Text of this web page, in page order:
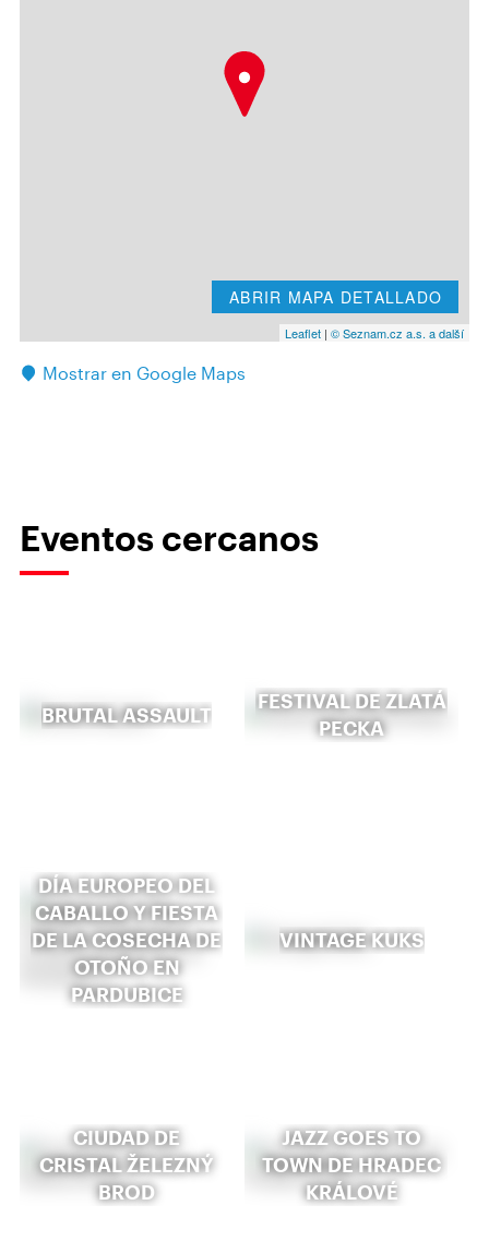
ABRIR MAPA DETALLADO
Leaflet | © Seznam.cz a.s. a další
Mostrar en Google Maps
Eventos cercanos
BRUTAL ASSAULT
FESTIVAL DE ZLATÁ
PECKA
DÍA EUROPEO DEL
CABALLO Y FIESTA
DE LA COSECHA DE
OTOÑO EN
PARDUBICE
VINTAGE KUKS
CIUDAD DE
CRISTAL ŽELEZNÝ
BROD
JAZZ GOES TO
TOWN DE HRADEC
KRÁLOVÉ